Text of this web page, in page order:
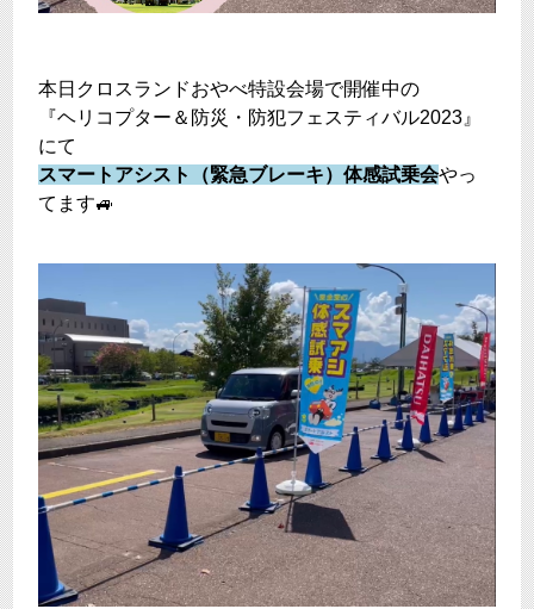
本日クロスランドおやべ特設会場で開催中の
『ヘリコプター＆防災・防犯フェスティバル2023』
にて
スマートアシスト（緊急ブレーキ）体感試乗会やっ
てます🚙